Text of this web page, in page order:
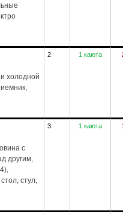
холодной
2 1 каюта
с
другим,
стул,
3 1 каюта